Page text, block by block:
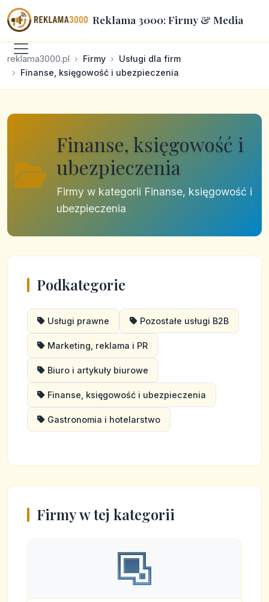
Reklama 3000: Firmy & Media
reklama3000.pl Firmy
Usługi dla firm
Finanse, księgowość i ubezpieczenia
Finanse, księgowość i
ubezpieczenia
Firmy w kategorii Finanse, księgowość i
ubezpieczenia
Podkategorie
Usługi prawne Pozostałe usługi B2B
Marketing, reklama i PR
Biuro i artykuły biurowe
Finanse, księgowość i ubezpieczenia
Gastronomia i hotelarstwo
Firmy w tej kategorii